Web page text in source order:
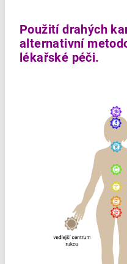
Použití drahých
alternativní
lékařské péči.